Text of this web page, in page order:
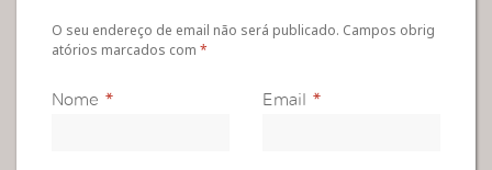
O seu endereço de email não será publicado. Campos obrig
atórios marcados com*
Nome * Email *